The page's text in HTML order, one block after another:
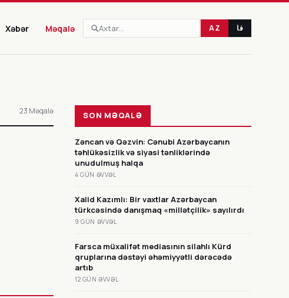
Xəbər Məqalə AZ فا
23 Məqalə SON MƏQALƏ
Zəncan və Qəzvin: Cənubi Azərbaycanın
təhlükəsizlik və siyasi tənliklərində
unudulmuş halqa
4 GÜN ƏVVƏL
Xalid Kazımlı: Bir vaxtlar Azərbaycan
türkcəsində danışmaq «millətçilik» sayılırdı
9 GÜN ƏVVƏL
Farsca müxalifət mediasının silahlı Kürd
qruplarına dəstəyi əhəmiyyətli dərəcədə
artıb
12 GÜN ƏVVƏL